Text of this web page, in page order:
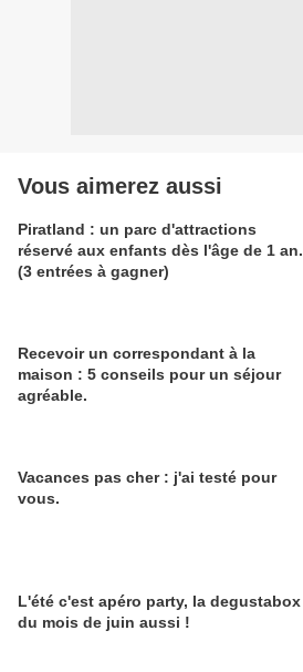
Vous aimerez aussi
Piratland : un parc d'attractions
réservé aux enfants dès l'âge de 1 an.
(3 entrées à gagner)
Recevoir un correspondant à la
maison : 5 conseils pour un séjour
agréable.
Vacances pas cher : j'ai testé pour
vous.
L'été c'est apéro party, la degustabox
du mois de juin aussi !